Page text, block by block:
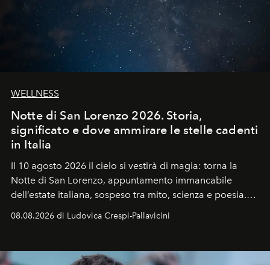
WELLNESS
Notte di San Lorenzo 2026. Storia,
significato e dove ammirare le stelle cadenti
in Italia
Il 10 agosto 2026 il cielo si vestirà di magia: torna la
Notte di San Lorenzo, appuntamento immancabile
dell’estate italiana, sospeso tra mito, scienza e poesia.
celeste per seguire il passaggio delle
all’universo i desideri più segreti
08.08.2026 di Ludovica Crespi-Pallavicini